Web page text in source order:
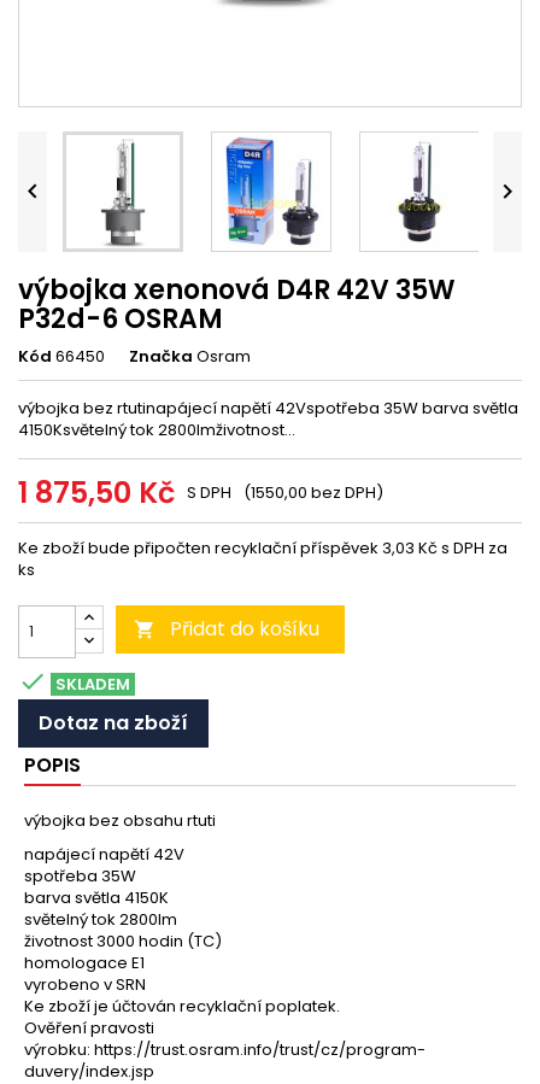
 
výbojka xenonová D4R 42V 35W
P32d-6 OSRAM
Kód 66450 Značka Osram
výbojka bez rtutinapájecí napětí 42Vspotřeba 35W barva světla
4150Ksvětelný tok 2800lmživotnost...
1 875,50 Kč S DPH (1550,00 bez DPH)
Ke zboží bude připočten recyklační příspěvek 3,03 Kč s DPH za
ks
 Přidat do košíku
 SKLADEM
Dotaz na zboží
POPIS
výbojka bez obsahu rtuti
napájecí napětí 42V
spotřeba 35W
barva světla 4150K
světelný tok 2800lm
životnost 3000 hodin (TC)
homologace E1
vyrobeno v SRN
Ke zboží je účtován recyklační poplatek.
Ověření pravosti
výrobku: https://trust.osram.info/trust/cz/program-
duvery/index.jsp